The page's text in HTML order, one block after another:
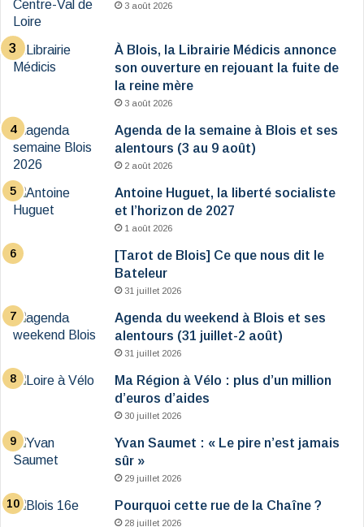
3 août 2026
À Blois, la Librairie Médicis annonce
son ouverture en rejouant la fuite de
la reine mère
3 août 2026
Agenda de la semaine à Blois et ses
alentours (3 au 9 août)
2 août 2026
Antoine Huguet, la liberté socialiste
et l’horizon de 2027
1 août 2026
[Tarot de Blois] Ce que nous dit le
Bateleur
31 juillet 2026
Agenda du weekend à Blois et ses
alentours (31 juillet-2 août)
31 juillet 2026
Ma Région à Vélo : plus d’un million
d’euros d’aides
30 juillet 2026
Yvan Saumet : « Le pire n’est jamais
sûr »
29 juillet 2026
Pourquoi cette rue de la Chaîne ?
28 juillet 2026